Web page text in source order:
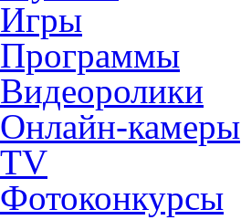
Игры
Программы
Видеоролики
Онлайн-камеры
TV
Фотоконкурсы